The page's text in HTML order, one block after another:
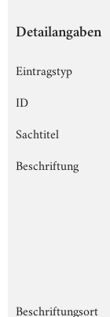
Detailangaben
Eintragstyp
ID
Sachtitel
Beschriftung
Beschriftungsort